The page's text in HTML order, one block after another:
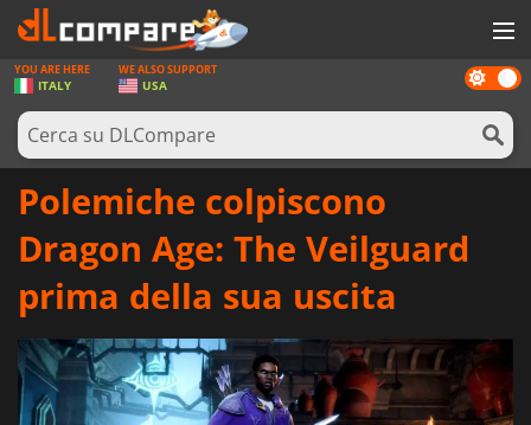
GIOCHI
PREPAGATE
SOFTWARE
HARDWARE
NOTIZIE
ACCEDI O REGISTRATI
Dark
mode
YOU ARE HERE
ITALY
WE ALSO SUPPORT
USA
Polemiche colpiscono
Dragon Age: The Veilguard
prima della sua uscita